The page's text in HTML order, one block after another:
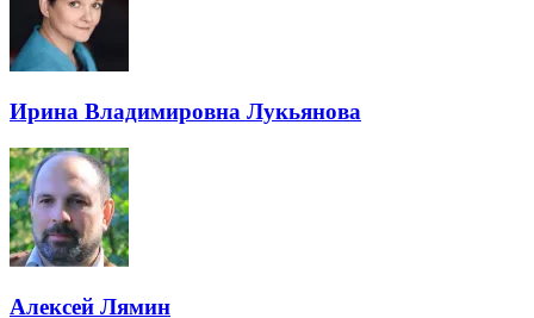
Ирина Владимировна Лукьянова
Алексей Лямин